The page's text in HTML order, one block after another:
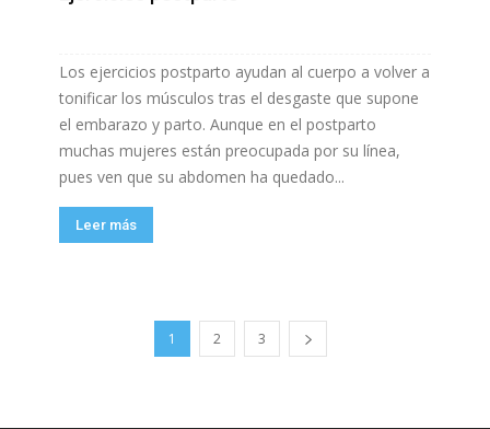
Los ejercicios postparto ayudan al cuerpo a volver a
tonificar los músculos tras el desgaste que supone
el embarazo y parto. Aunque en el postparto
muchas mujeres están preocupada por su línea,
pues ven que su abdomen ha quedado...
Leer más
1 2 3